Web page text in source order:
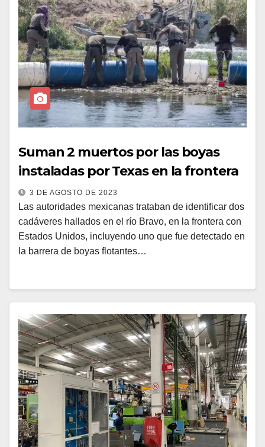
Suman 2 muertos por las boyas
instaladas por Texas en la frontera
3 DE AGOSTO DE 2023
Las autoridades mexicanas trataban de identificar dos
cadáveres hallados en el río Bravo, en la frontera con
Estados Unidos, incluyendo uno que fue detectado en
la barrera de boyas flotantes…